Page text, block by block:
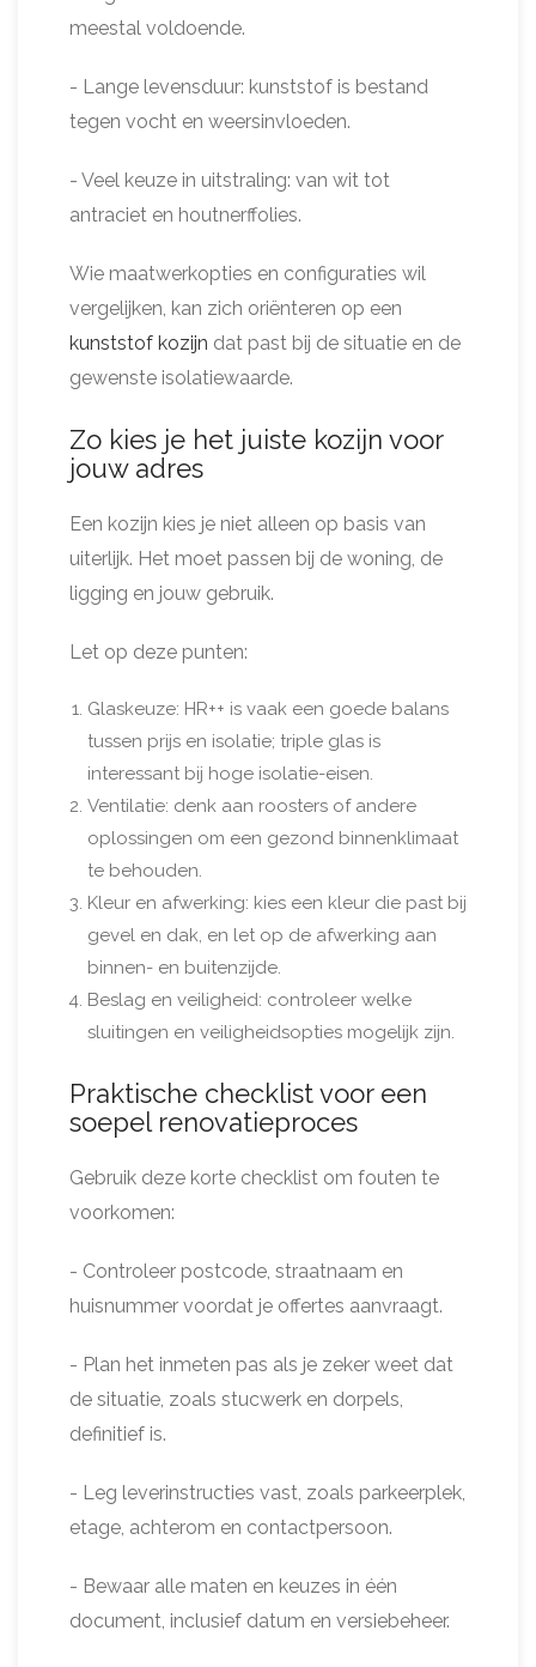
meestal voldoende.
- Lange levensduur: kunststof is bestand
tegen vocht en weersinvloeden.
- Veel keuze in uitstraling: van wit tot
antraciet en houtnerffolies.
Wie maatwerkopties en configuraties wil
vergelijken, kan zich oriënteren op een
kunststof kozijn dat past bij de situatie en de
gewenste isolatiewaarde.
Zo kies je het juiste kozijn voor
jouw adres
Een kozijn kies je niet alleen op basis van
uiterlijk. Het moet passen bij de woning, de
ligging en jouw gebruik.
Let op deze punten:
Glaskeuze: HR++ is vaak een goede balans
tussen prijs en isolatie; triple glas is
interessant bij hoge isolatie-eisen.
Ventilatie: denk aan roosters of andere
oplossingen om een gezond binnenklimaat
te behouden.
Kleur en afwerking: kies een kleur die past bij
gevel en dak, en let op de afwerking aan
binnen- en buitenzijde.
Beslag en veiligheid: controleer welke
sluitingen en veiligheidsopties mogelijk zijn.
Praktische checklist voor een
soepel renovatieproces
Gebruik deze korte checklist om fouten te
voorkomen:
- Controleer postcode, straatnaam en
huisnummer voordat je offertes aanvraagt.
- Plan het inmeten pas als je zeker weet dat
de situatie, zoals stucwerk en dorpels,
definitief is.
- Leg leverinstructies vast, zoals parkeerplek,
etage, achterom en contactpersoon.
- Bewaar alle maten en keuzes in één
document, inclusief datum en versiebeheer.